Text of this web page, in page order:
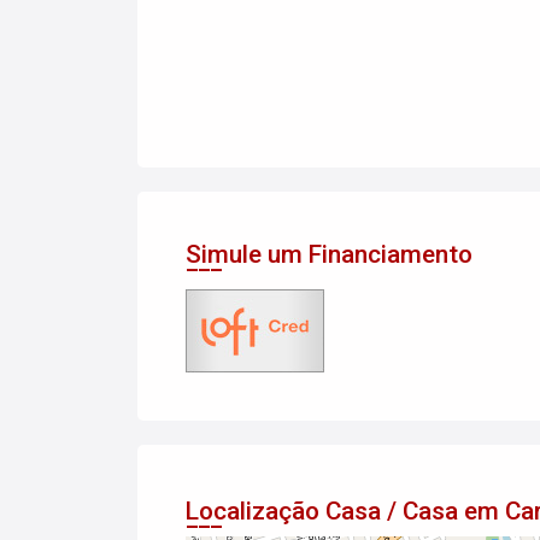
Simule um Financiamento
Localização Casa / Casa em